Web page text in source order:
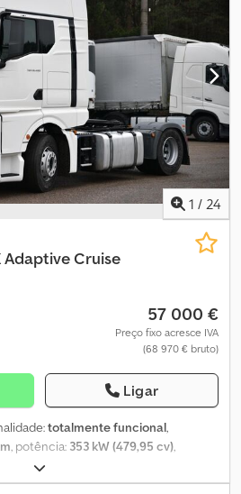
caso de venda em Itália, a
a cargo do cliente comprador.
está disponível ao preço de
enviar a sua proposta e iniciar uma
1 / 24
Adaptive Cruise
57 000 €
Preço fixo acresce IVA
(68 970 € bruto)
Ligar
totalmente funcional,
, potência: 353 kW (479,95 cv),
, tipo de combustível:
de eixo:4x2, distância entre eixos: